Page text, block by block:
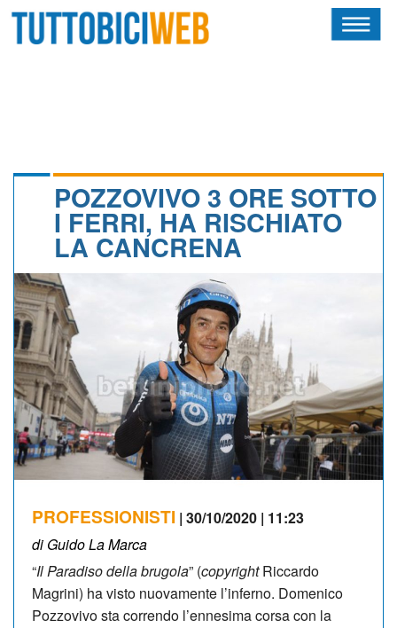
CALENDARIO
ALBI D'ORO
NEWSLETTER
POZZOVIVO 3 ORE SOTTO
I FERRI, HA RISCHIATO
LA CANCRENA
PROFESSIONISTI | 30/10/2020 | 11:23
di Guido La Marca
“Il Paradiso della brugola” (copyrightRiccardo
Magrini) ha visto nuovamente l’inferno. Domenico
Pozzovivo sta correndo l’ennesima corsa con la